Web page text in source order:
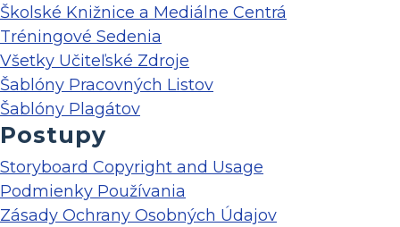
Školské Knižnice a Mediálne Centrá
Tréningové Sedenia
Všetky Učiteľské Zdroje
Šablóny Pracovných Listov
Šablóny Plagátov
Postupy
Storyboard Copyright and Usage
Podmienky Používania
Zásady Ochrany Osobných Údajov